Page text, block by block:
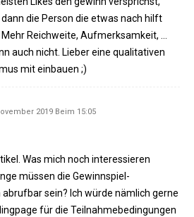
die Person die etwas nach hilft
Reichweite, Aufmerksamkeit, …
auch nicht. Lieber eine qualitativen
mit einbauen ;)
2019 Beim 15:05
Was mich noch interessieren
müssen die Gewinnspiel-
abrufbar sein? Ich würde nämlich gerne
für die Teilnahmebedingungen